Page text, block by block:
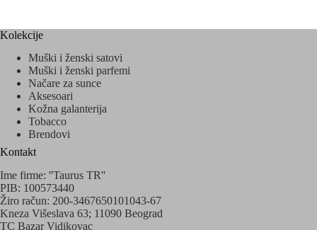
Kolekcije
Muški i ženski satovi
Muški i ženski parfemi
Načare za sunce
Aksesoari
Kožna galanterija
Tobacco
Brendovi
Kontakt
Ime firme: ''Taurus TR''
PIB: 100573440
Žiro račun: 200-3467650101043-67
Kneza Višeslava 63; 11090 Beograd
TC Bazar Vidikovac